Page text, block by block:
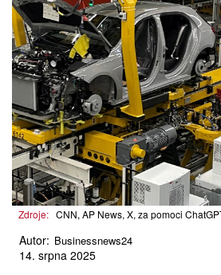
Zdroje: CNN, AP News, X, za pomoci
Autor: Businessnews24
14. srpna 2025